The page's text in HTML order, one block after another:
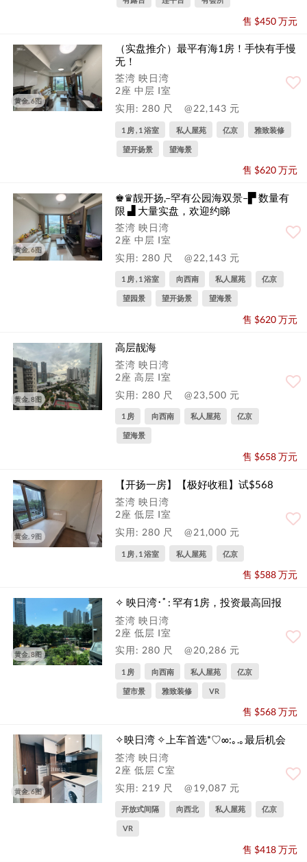
售 $450 万元
黄金, 6图
（实盘推介）最平有海1房！手快有手慢
无！
荃湾 映日湾
2座 中层 I室
实用: 280 尺
@22,143 元
1 房 , 1 浴室 私人屋苑 亿京 雅致装修
望开扬景 望海景
售 $620 万元
黄金, 6图
♚♛靓开扬,–罕有公园海双景–▛ 数量有
限 ▟ 大量实盘，欢迎约睇
荃湾 映日湾
2座 中层 I室
实用: 280 尺
@22,143 元
1 房 , 1 浴室 向西南 私人屋苑 亿京
望园景 望开扬景 望海景
售 $620 万元
黄金, 8图
高层靓海
荃湾 映日湾
2座 高层 I室
实用: 280 尺
@23,500 元
1 房 向西南 私人屋苑 亿京
望海景
售 $658 万元
黄金, 9图
【开扬一房】【极好收租】试$568
荃湾 映日湾
2座 低层 I室
实用: 280 尺
@21,000 元
1 房 , 1 浴室 私人屋苑 亿京
售 $588 万元
黄金, 8图
✧ 映日湾･ﾟ: 罕有1房，投资最高回报
荃湾 映日湾
2座 低层 I室
实用: 280 尺
@20,286 元
1 房 向西南 私人屋苑 亿京
望市景 雅致装修 VR
售 $568 万元
黄金, 6图
✧映日湾️ ✧上车首选*♡∞:｡.｡最后机会
荃湾 映日湾
2座 低层 C室
实用: 219 尺
@19,087 元
开放式间隔 向西北 私人屋苑 亿京
VR
售 $418 万元